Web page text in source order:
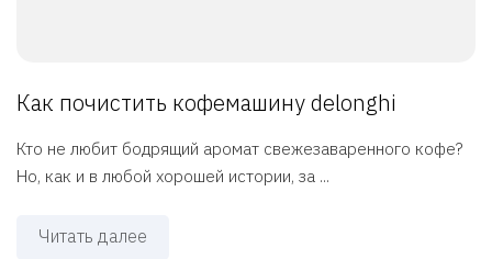
Как почистить кофемашину delonghi
Кто не любит бодрящий аромат свежезаваренного кофе?
Но, как и в любой хорошей истории, за ...
Читать далее